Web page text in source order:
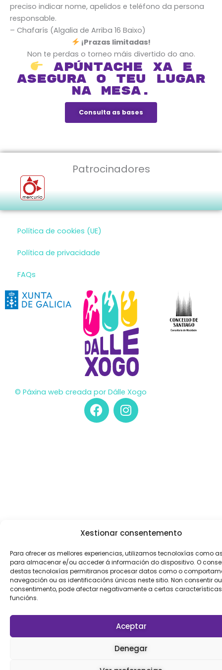
Xestionar consentemento
Para ofrecer as mellores experiencias, utilizamos tecnoloxías como
para almacenar e/ou acceder á información do dispositivo. O
destas tecnoloxías permitiranos procesar datos como o
navegación ou as identificacións únicas neste sitio. Non consentir
consentimento, pode afectar negativamente a certas
funcións.
Aceptar
Denegar
preciso indicar nome, apelidos e teléfono da persona
responsable.
– Chafarís (Algalia de Arriba 16 Baixo)
¡Prazas limitadas!
Non te perdas o torneo máis divertido do ano.
Apúntache xa e
asegura o teu lugar
na mesa.
Consulta as bases
Patrocinadores
Política de cookies (UE)
Política de privacidade
FAQs
© Páxina web creada por Dálle Xogo
F
a
c
I
n
s